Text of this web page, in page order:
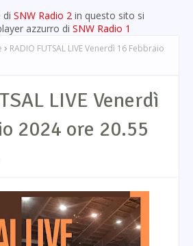
di SNW Radio 2 in questo sito si
azzurro di SNW Radio 1
RADIO FUTSAL LIVE Venerdì 16 Febbraio
LIVE Venerdì
2024 ore 20.55